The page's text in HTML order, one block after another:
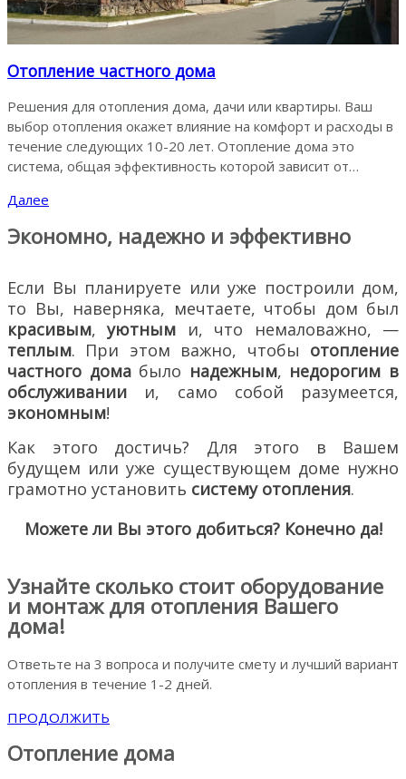
Отопление частного дома
Решения для отопления дома, дачи или квартиры. Ваш
выбор отопления окажет влияние на комфорт и расходы в
течение следующих 10-20 лет. Отопление дома это
система, общая эффективность которой зависит от…
Далее
Экономно, надежно и эффективно
Если Вы планируете или уже построили дом,
то Вы, наверняка, мечтаете, чтобы дом был
красивым,уютным и, что немаловажно, —
теплым. При этом важно, чтобы отопление
частного домабыло надежным, недорогим в
обслуживании и, само собой разумеется,
экономным!
Как этого достичь? Для этого в Вашем
будущем или уже существующем доме нужно
грамотно установить систему отопления.
Можете ли Вы этого добиться? Конечно да!
Узнайте сколько стоит оборудование
и монтаж для отопления Вашего
дома!
Ответьте на 3 вопроса и получите смету и лучший вариант
отопления в течение 1-2 дней.
ПРОДОЛЖИТЬ
Отопление дома